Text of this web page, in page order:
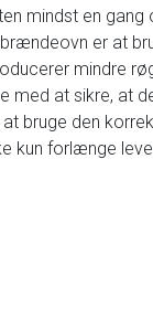
mindst en
er at
mindre
med at sikre, at
bruge den
kun forlænge